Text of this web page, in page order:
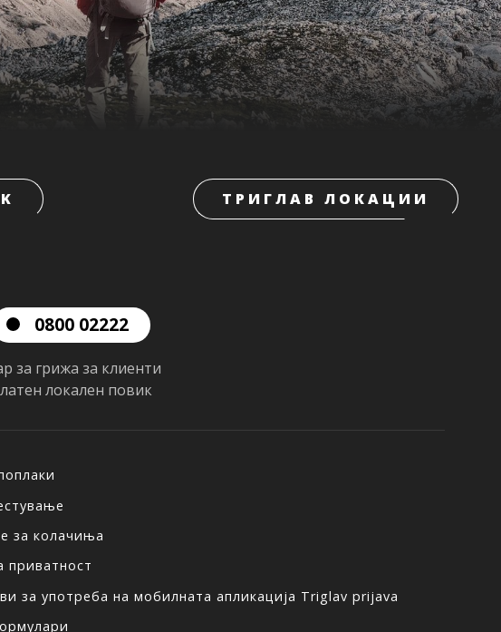
ТРИГЛАВ ЛОКАЦИИ
0800 02222
за грижа за клиенти
локален повик
за колачиња
приватност
за употреба на мобилната апликација Triglav prijava